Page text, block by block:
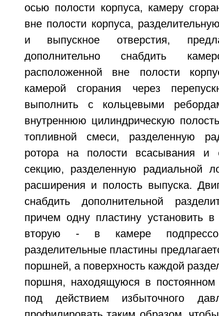
осью полости корпуса, камеру
вне полости корпуса,
и выпускное отверстия,
дополнительно снабдить
расположенной вне полости
камерой сгорания через
выполнить с кольцевыми
внутреннюю цилиндрическую
топливной смеси, разделенную
ротора на полости всасывания и
секцию, разделенную радиальной
расширения и полость выпуска.
снабдить дополнительной
причем одну пластину установить
вторую - в камере
разделительные пластины
поршней, а поверхность каждой
поршня, находящуюся в постоянном
под действием избыточного